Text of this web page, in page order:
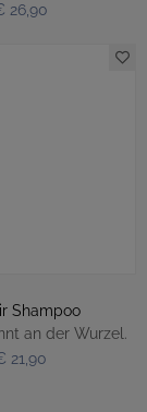
26,90
Shampoo
an der Wurzel.
21,90